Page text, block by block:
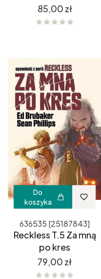
Cena
85,00 zł
Do
koszyka
636535 [25187843]
Reckless T.5 Za mną
po kres
Cena
79,00 zł